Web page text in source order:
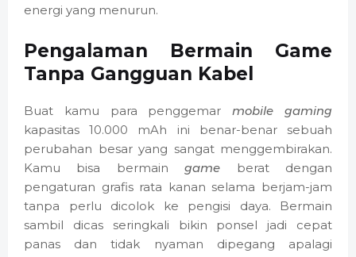
energi yang menurun.
Pengalaman Bermain Game
Tanpa Gangguan Kabel
Buat kamu para penggemarmobile gaming
kapasitas 10.000 mAh ini benar-benar sebuah
perubahan besar yang sangat menggembirakan.
Kamu bisa bermaingame berat dengan
pengaturan grafis rata kanan selama berjam-jam
tanpa perlu dicolok ke pengisi daya. Bermain
sambil dicas seringkali bikin ponsel jadi cepat
panas dan tidak nyaman dipegang apalagi